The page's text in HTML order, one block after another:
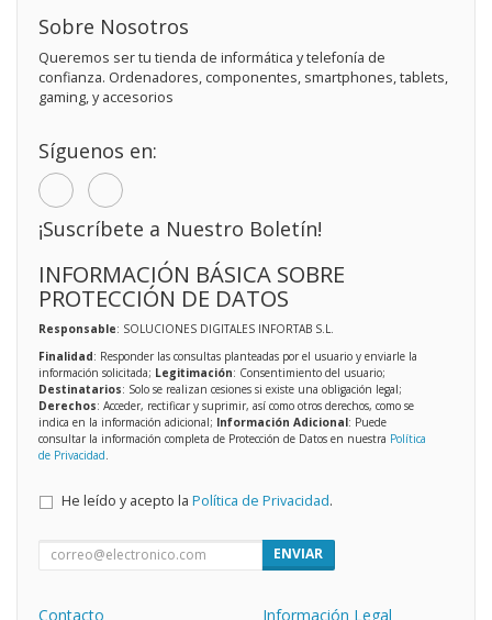
Sobre Nosotros
Queremos ser tu tienda de informática y telefonía de
confianza. Ordenadores, componentes, smartphones, tablets,
gaming, y accesorios
Síguenos en:
¡Suscríbete a Nuestro Boletín!
INFORMACIÓN BÁSICA SOBRE
PROTECCIÓN DE DATOS
Responsable: SOLUCIONES DIGITALES INFORTAB S.L.
Finalidad: Responder las consultas planteadas por el usuario y enviarle la
información solicitada; Legitimación: Consentimiento del usuario;
Destinatarios: Solo se realizan cesiones si existe una obligación legal;
Derechos: Acceder, rectificar y suprimir, así como otros derechos, como se
indica en la información adicional; Información Adicional: Puede
consultar la información completa de Protección de Datos en nuestra Política
de Privacidad
He leído y acepto la Política de Privacidad.
ENVIAR
Contacto Información Legal